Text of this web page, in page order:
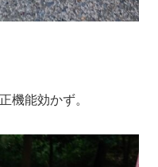
機能効かず。